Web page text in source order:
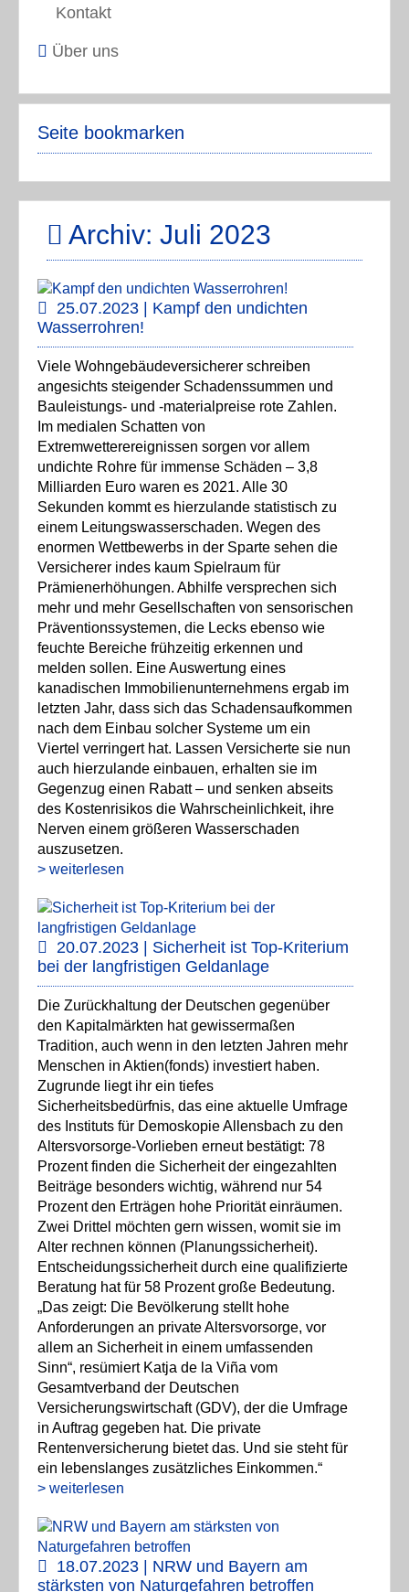
Kontakt
Über uns
Seite bookmarken
Archiv: Juli 2023
25.07.2023 | Kampf den undichten
Wasserrohren!
Viele Wohngebäudeversicherer schreiben
angesichts steigender Schadenssummen und
Bauleistungs- und -materialpreise rote Zahlen.
Im medialen Schatten von
Extremwetterereignissen sorgen vor allem
undichte Rohre für immense Schäden – 3,8
Milliarden Euro waren es 2021. Alle 30
Sekunden kommt es hierzulande statistisch zu
einem Leitungswasserschaden. Wegen des
enormen Wettbewerbs in der Sparte sehen die
Versicherer indes kaum Spielraum für
Prämienerhöhungen. Abhilfe versprechen sich
mehr und mehr Gesellschaften von sensorischen
Präventionssystemen, die Lecks ebenso wie
feuchte Bereiche frühzeitig erkennen und
melden sollen. Eine Auswertung eines
kanadischen Immobilienunternehmens ergab im
letzten Jahr, dass sich das Schadensaufkommen
nach dem Einbau solcher Systeme um ein
Viertel verringert hat. Lassen Versicherte sie nun
auch hierzulande einbauen, erhalten sie im
Gegenzug einen Rabatt – und senken abseits
des Kostenrisikos die Wahrscheinlichkeit, ihre
Nerven einem größeren Wasserschaden
auszusetzen.
> weiterlesen
20.07.2023 | Sicherheit ist Top-Kriterium
bei der langfristigen Geldanlage
Die Zurückhaltung der Deutschen gegenüber
den Kapitalmärkten hat gewissermaßen
Tradition, auch wenn in den letzten Jahren mehr
Menschen in Aktien(fonds) investiert haben.
Zugrunde liegt ihr ein tiefes
Sicherheitsbedürfnis, das eine aktuelle Umfrage
des Instituts für Demoskopie Allensbach zu den
Altersvorsorge-Vorlieben erneut bestätigt: 78
Prozent finden die Sicherheit der eingezahlten
Beiträge besonders wichtig, während nur 54
Prozent den Erträgen hohe Priorität einräumen.
Zwei Drittel möchten gern wissen, womit sie im
Alter rechnen können (Planungssicherheit).
Entscheidungssicherheit durch eine qualifizierte
Beratung hat für 58 Prozent große Bedeutung.
„Das zeigt: Die Bevölkerung stellt hohe
Anforderungen an private Altersvorsorge, vor
allem an Sicherheit in einem umfassenden
Sinn“, resümiert Katja de la Viña vom
Gesamtverband der Deutschen
Versicherungswirtschaft (GDV), der die Umfrage
in Auftrag gegeben hat. Die private
Rentenversicherung bietet das. Und sie steht für
ein lebenslanges zusätzliches Einkommen.“
> weiterlesen
18.07.2023 | NRW und Bayern am
stärksten von Naturgefahren betroffen